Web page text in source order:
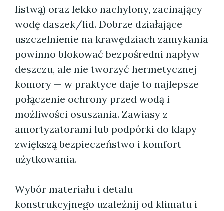
listwą) oraz lekko nachylony, zacinający
wodę daszek/lid. Dobrze działające
uszczelnienie na krawędziach zamykania
powinno blokować bezpośredni napływ
deszczu, ale nie tworzyć hermetycznej
komory — w praktyce daje to najlepsze
połączenie ochrony przed wodą i
możliwości osuszania. Zawiasy z
amortyzatorami lub podpórki do klapy
zwiększą bezpieczeństwo i komfort
użytkowania.
Wybór materiału i detalu
konstrukcyjnego uzależnij od klimatu i